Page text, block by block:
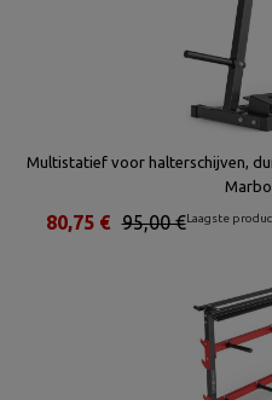
Multistatief voor halterschijven,
Laagste
95,00 €
80,75 €